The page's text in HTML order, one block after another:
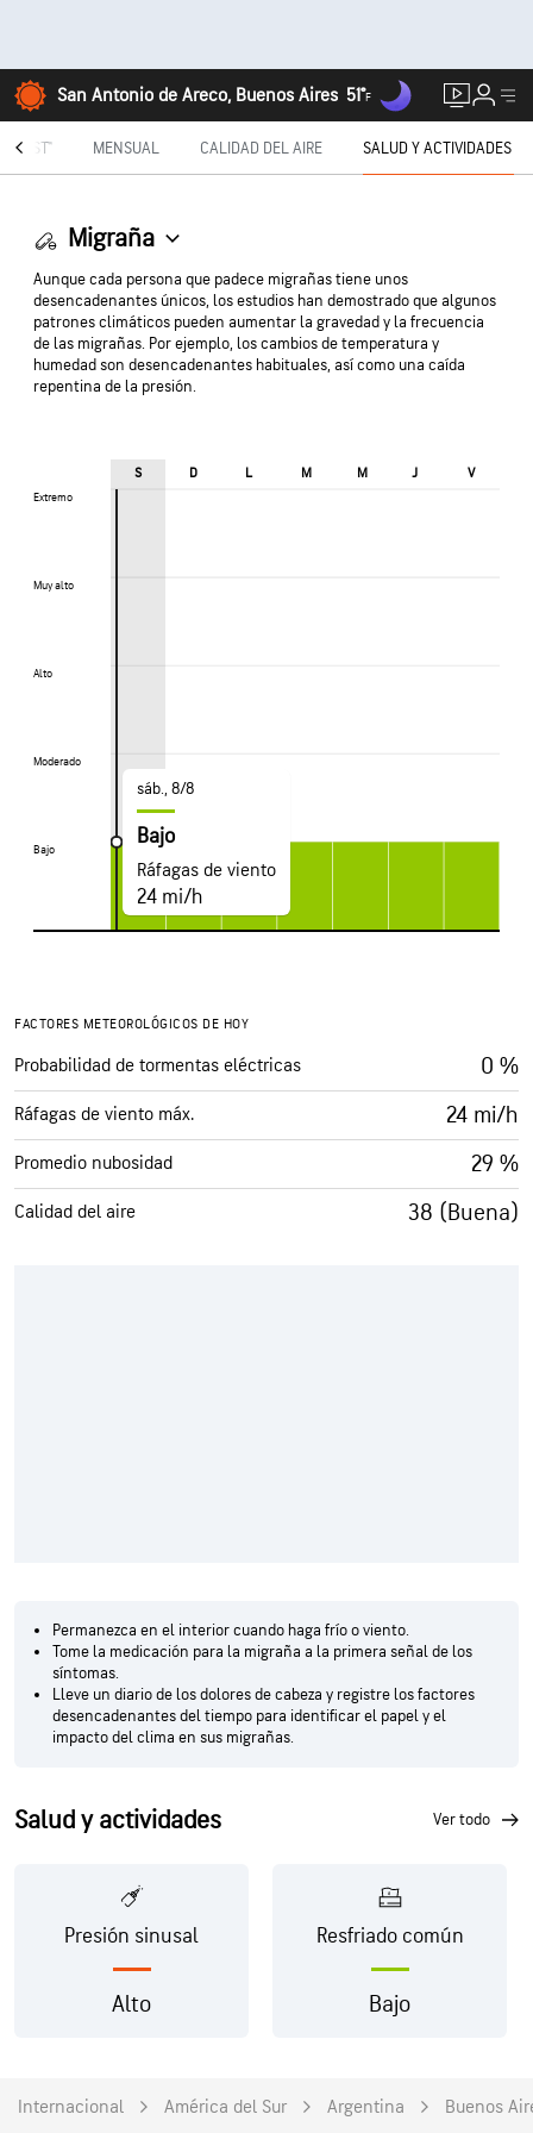
San Antonio de Areco, Buenos Aires 51°F
MENSUAL CALIDAD DEL AIRE SALUD Y ACTIVIDADES
Migraña
Aunque cada persona que padece migrañas tiene unos
desencadenantes únicos, los estudios han demostrado que algunos
patrones climáticos pueden aumentar la gravedad y la frecuencia
de las migrañas. Por ejemplo, los cambios de temperatura y
humedad son desencadenantes habituales, así como una caída
repentina de la presión.
Extremo
Muy alto
Alto
Moderado
Bajo
S D L M M J V
Extremo
Muy alto
Alto
Moderado
Bajo
sáb., 8/8
Bajo
Ráfagas de viento
24 mi/h
FACTORES METEOROLÓGICOS DE HOY
Probabilidad de tormentas eléctricas 0 %
Ráfagas de viento máx. 24 mi/h
Promedio nubosidad 29 %
Calidad del aire 38 (Buena)
Permanezca en el interior cuando haga frío o viento.
Tome la medicación para la migraña a la primera señal de los
síntomas.
Lleve un diario de los dolores de cabeza y registre los factores
desencadenantes del tiempo para identificar el papel y el
impacto del clima en sus migrañas.
Salud y actividades ver todo
Presión sinusal
Alto
Resfriado común
Bajo
Internacional América del Sur Argentina Buenos